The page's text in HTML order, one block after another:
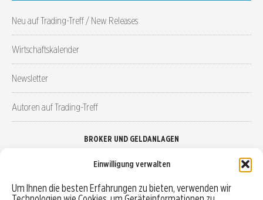
Einwilligung verwalten
Um Ihnen die besten Erfahrungen zu bieten, verwenden wir
Neu auf Trading-Treff / New Releases
Wirtschaftskalender
Newsletter
Autoren auf Trading-Treff
BROKER UND GELDANLAGEN